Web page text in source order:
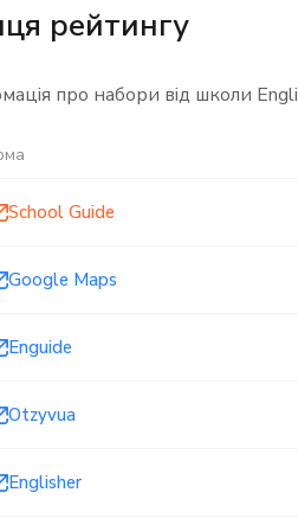
є ключем до його
рейтингу
про набори від школи
School Guide
Google Maps
Enguide
Otzyvua
Englisher